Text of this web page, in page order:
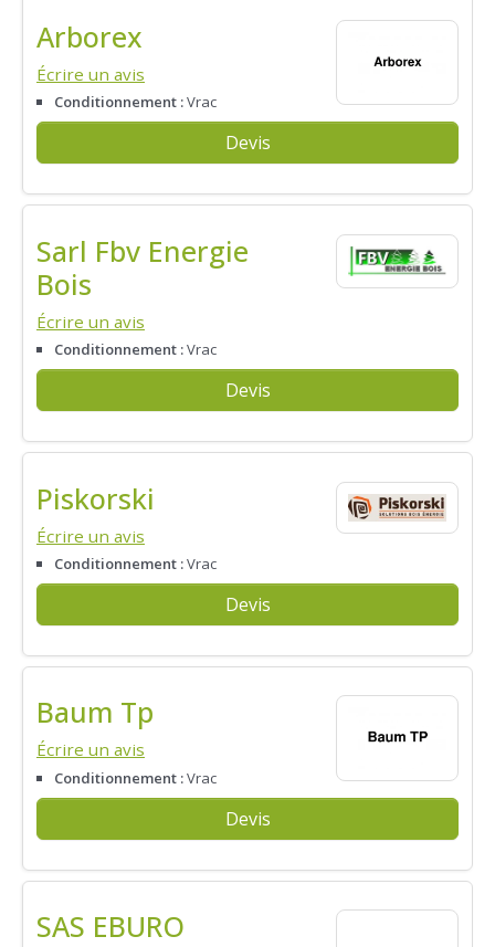
Arborex
Écrire un avis
Conditionnement :Vrac
Devis
Sarl Fbv Energie
Bois
Écrire un avis
Conditionnement :Vrac
Devis
Piskorski
Écrire un avis
Conditionnement :Vrac
Devis
Baum Tp
Écrire un avis
Conditionnement :Vrac
Devis
SAS EBURO